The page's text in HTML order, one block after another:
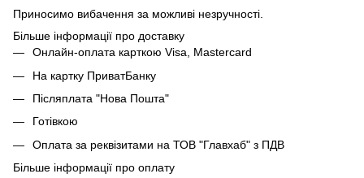
Приносимо вибачення за можливі незручності.
Більше інформації про доставку
Онлайн-оплата карткою Visa, Mastercard
На картку ПриватБанку
Післяплата "Нова Пошта"
Готівкою
Оплата за реквізитами на ТОВ "Главхаб" з ПДВ
Більше інформації про оплату